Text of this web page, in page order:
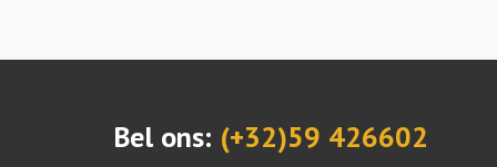
Bel ons: (+32)59 426602